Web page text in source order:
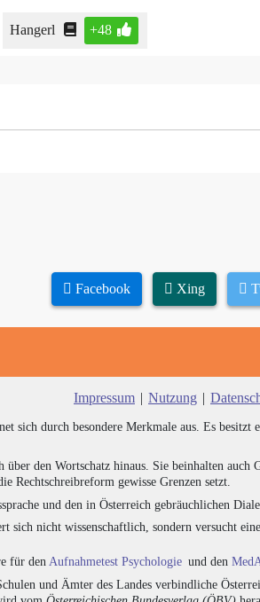
Hangerl +48
Facebook Xing
Impressum | Nutzung |
sich durch besondere Merkmale aus. Es
über den Wortschatz hinaus. Sie beinhalten
Rechtschreibreform gewisse Grenzen setzt.
und den in Österreich gebräuchlichen
sich nicht wissenschaftlich, sondern versucht
für den Aufnahmetest Psychologie und den
und Ämter des Landes verbindliche